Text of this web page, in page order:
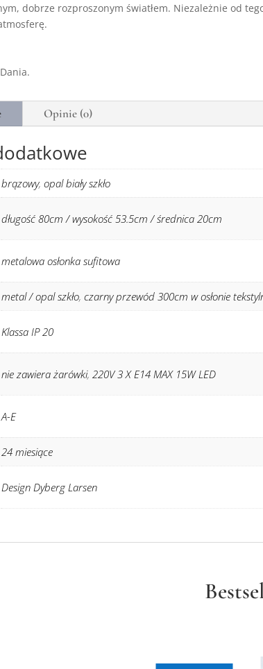
dobrze rozproszonym światłem. Niezależnie od
Opinie (0)
brązowy, opal biały szkło
długość 80cm / wysokość 53.5cm / średnica 20cm
metalowa osłonka sufitowa
metal / opal szkło, czarny przewód 300cm w osłonie
Klassa IP 20
nie zawiera żarówki, 220V 3 X E14 MAX 15W LED
A-E
24 miesiące
Design Dyberg Larsen